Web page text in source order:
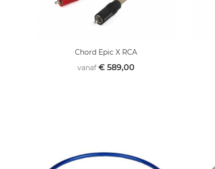
Chord Epic X RCA
vanaf € 589,00